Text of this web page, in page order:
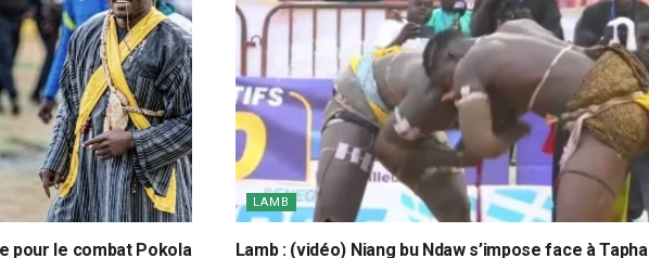
pour le combat Pokola
LAMB
Lamb : (vidéo) Niang bu Ndaw s’impose face à Tapha